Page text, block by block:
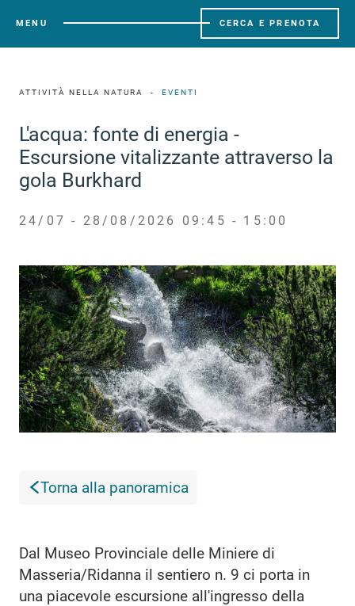
MENU CERCA E PRENOTA
ATTIVITÀ NELLA NATURA EVENTI
L'acqua: fonte di energia -
Escursione vitalizzante attraverso la
gola Burkhard
24/07 - 28/08/2026 09:45 - 15:00
Torna alla panoramica
Dal Museo Provinciale delle Miniere di
Masseria/Ridanna il sentiero n. 9 ci porta in
una piacevole escursione all'ingresso della